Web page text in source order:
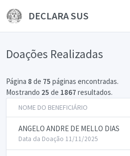
DECLARA SUS
Doações Realizadas
Página 8 de 75 páginas encontradas.
Mostrando 25 de 1867 resultados.
NOME DO BENEFICIÁRIO
ANGELO ANDRE DE MELLO DIAS
Data da Doação 11/11/2025